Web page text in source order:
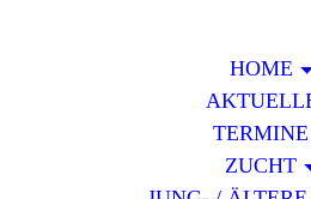
HOME
TERMINE
ZUCHT